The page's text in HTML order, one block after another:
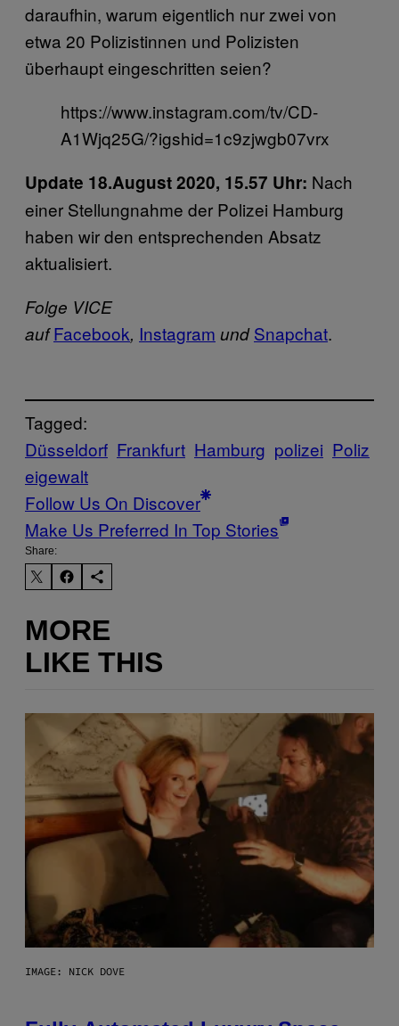
daraufhin, warum eigentlich nur zwei von
etwa 20 Polizistinnen und Polizisten
überhaupt eingeschritten seien?
https://www.instagram.com/tv/CD-
A1Wjq25G/?igshid=1c9zjwgb07vrx
Update 18.August 2020, 15.57 Uhr: Nach
einer Stellungnahme der Polizei Hamburg
haben wir den entsprechenden Absatz
aktualisiert.
Folge VICE
auf Facebook, Instagram und Snapchat.
Tagged:
Düsseldorf Frankfurt Hamburg polizei Poliz
eigewalt
Follow Us On Discover
Make Us Preferred In Top Stories
Share:
MORE
LIKE THIS
IMAGE: NICK DOVE